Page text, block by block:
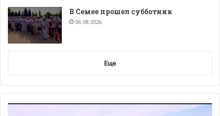
В Семее прошел субботник
06.08.2026
Еще